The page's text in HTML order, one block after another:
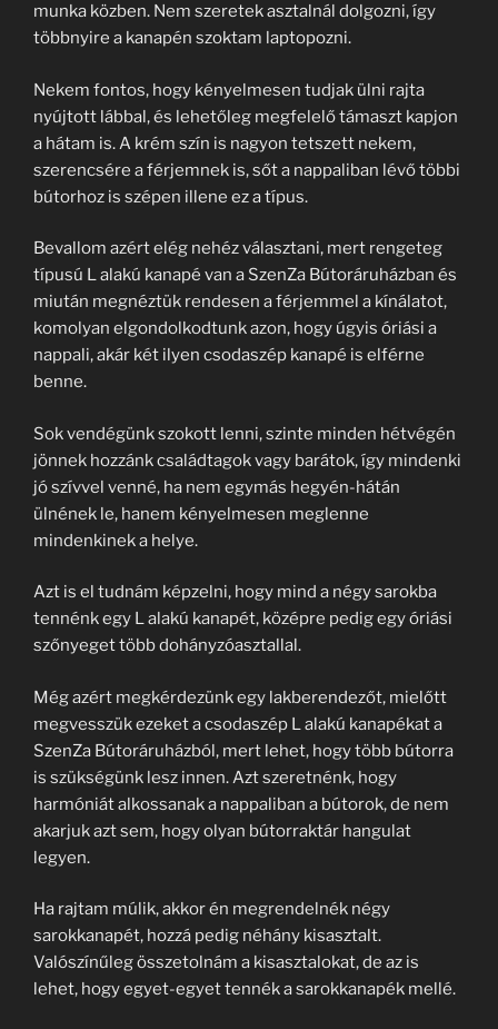
munka közben. Nem szeretek asztalnál dolgozni, így
többnyire a kanapén szoktam laptopozni.
Nekem fontos, hogy kényelmesen tudjak ülni rajta
nyújtott lábbal, és lehetőleg megfelelő támaszt kapjon
a hátam is. A krém szín is nagyon tetszett nekem,
szerencsére a férjemnek is, sőt a nappaliban lévő többi
bútorhoz is szépen illene ez a típus.
Bevallom azért elég nehéz választani, mert rengeteg
típusú L alakú kanapé van a SzenZa Bútoráruházban és
miután megnéztük rendesen a férjemmel a kínálatot,
komolyan elgondolkodtunk azon, hogy úgyis óriási a
nappali, akár két ilyen csodaszép kanapé is elférne
benne.
Sok vendégünk szokott lenni, szinte minden hétvégén
jönnek hozzánk családtagok vagy barátok, így mindenki
jó szívvel venné, ha nem egymás hegyén-hátán
ülnének le, hanem kényelmesen meglenne
mindenkinek a helye.
Azt is el tudnám képzelni, hogy mind a négy sarokba
tennénk egy L alakú kanapét, középre pedig egy óriási
szőnyeget több dohányzóasztallal.
Még azért megkérdezünk egy lakberendezőt, mielőtt
megvesszük ezeket a csodaszép L alakú kanapékat a
SzenZa Bútoráruházból, mert lehet, hogy több bútorra
is szükségünk lesz innen. Azt szeretnénk, hogy
harmóniát alkossanak a nappaliban a bútorok, de nem
akarjuk azt sem, hogy olyan bútorraktár hangulat
legyen.
Ha rajtam múlik, akkor én megrendelnék négy
sarokkanapét, hozzá pedig néhány kisasztalt.
Valószínűleg összetolnám a kisasztalokat, de az is
lehet, hogy egyet-egyet tennék a sarokkanapék mellé.